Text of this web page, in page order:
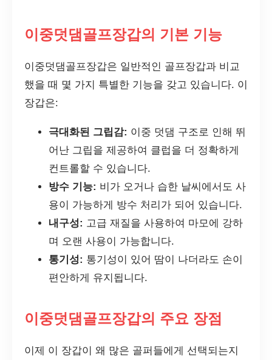
이중덧댐골프장갑의 기본 기능
이중덧댐골프장갑은 일반적인 골프장갑과 비교
했을 때 몇 가지 특별한 기능을 갖고 있습니다. 이
장갑은:
극대화된 그립감: 이중 덧댐 구조로 인해 뛰
어난 그립을 제공하여 클럽을 더 정확하게
컨트롤할 수 있습니다.
방수 기능: 비가 오거나 습한 날씨에서도 사
용이 가능하게 방수 처리가 되어 있습니다.
내구성: 고급 재질을 사용하여 마모에 강하
며 오랜 사용이 가능합니다.
통기성: 통기성이 있어 땀이 나더라도 손이
편안하게 유지됩니다.
이중덧댐골프장갑의 주요 장점
이제 이 장갑이 왜 많은 골퍼들에게 선택되는지